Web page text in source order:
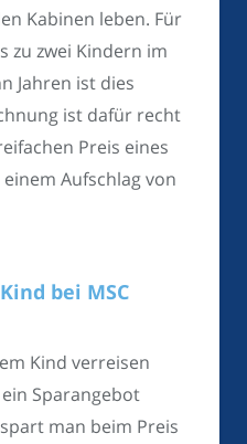
Kabinen leben. Für
zu zwei Kindern im
Jahren ist dies
ist dafür recht
Preis eines
Aufschlag von
bei MSC
Kind verreisen
Sparangebot
man beim Preis